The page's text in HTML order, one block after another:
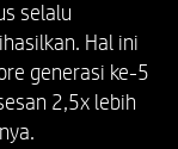
selalu
Hal ini
generasi ke-5
2,5x lebih